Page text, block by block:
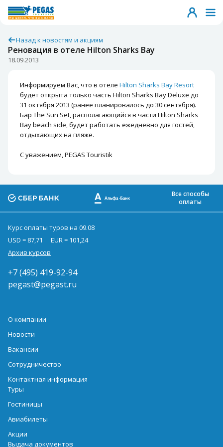
Назад к новостям и акциям
Реновация в отеле Hilton Sharks Bay
18.09.2013
Информируем Вас, что в отеле Hilton Sharks Bay Resort
будет открыта только часть Hilton Sharks Bay Deluxe до
31 октября 2013 (ранее планировалось до 30 сентября).
Бар The Sun Set, располагающийся в части Hilton Sharks
Bay beach side, будет работать ежедневно для гостей,
отдыхающих на пляже.
С уважением, PEGAS Touristik
Все способы
оплаты
Курс оплаты туров на 09.08
USD = 87,71
EUR = 101,24
Архив курсов
+7 (495) 419-92-94
pegast@pegast.ru
О компании
Новости
Вакансии
Сотрудничество
Контактная информация
Туры
Гостиницы
Авиабилеты
Акции
Выдача документов